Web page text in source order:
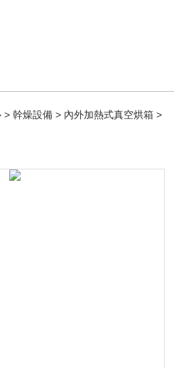
>幹燥設備 > 內外加熱式真空烘箱 >